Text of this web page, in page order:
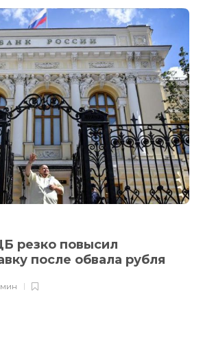
резко повысил
после обвала рубля